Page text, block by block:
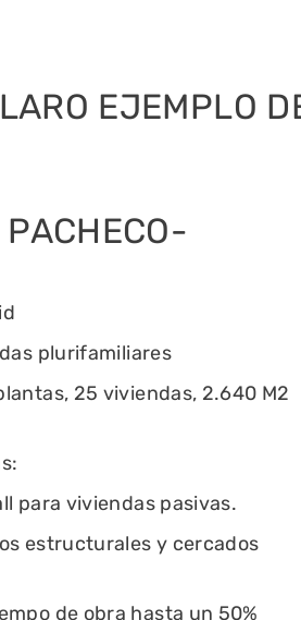
EJEMPLO
PACHECO-
plurifamiliares
25 viviendas, 2.640 M2
para viviendas pasivas.
estructurales y cercados
de obra hasta un 50%